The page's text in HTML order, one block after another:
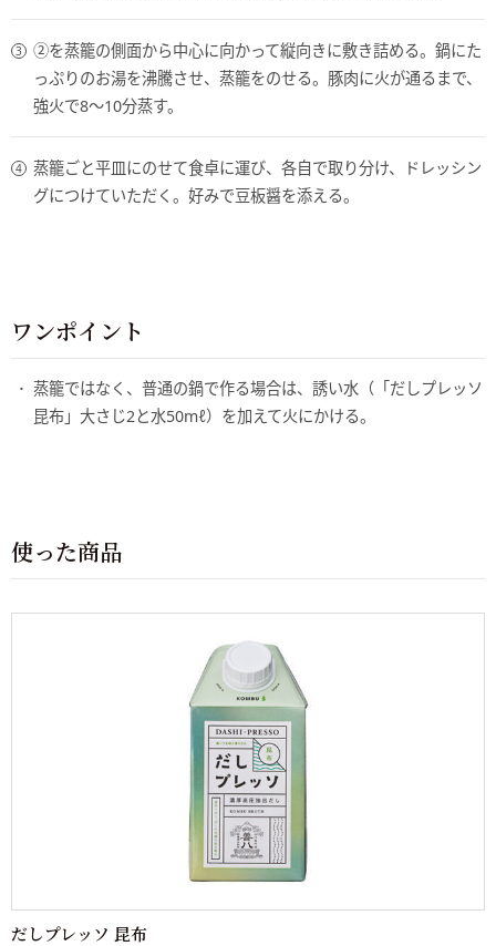
②を蒸籠の側面から中心に向かって縦向きに敷き詰める。鍋にた
っぷりのお湯を沸騰させ、蒸籠をのせる。豚肉に火が通るまで、
強火で8～10分蒸す。
蒸籠ごと平皿にのせて食卓に運び、各自で取り分け、ドレッシン
グにつけていただく。好みで豆板醤を添える。
ワンポイント
蒸籠ではなく、普通の鍋で作る場合は、誘い水（「だしプレッソ
昆布」大さじ2と水50mℓ）を加えて火にかける。
使った商品
だしプレッソ 昆布